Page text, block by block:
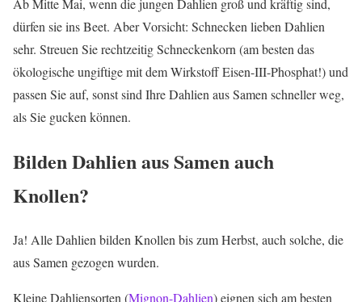
Ab Mitte Mai, wenn die jungen Dahlien groß und kräftig sind,
dürfen sie ins Beet. Aber Vorsicht: Schnecken lieben Dahlien
sehr. Streuen Sie rechtzeitig Schneckenkorn (am besten das
ökologische ungiftige mit dem Wirkstoff Eisen-III-Phosphat!) und
passen Sie auf, sonst sind Ihre Dahlien aus Samen schneller weg,
als Sie gucken können.
Bilden Dahlien aus Samen auch
Knollen?
Ja! Alle Dahlien bilden Knollen bis zum Herbst, auch solche, die
aus Samen gezogen wurden.
Kleine Dahliensorten (Mignon-Dahlien) eignen sich am besten